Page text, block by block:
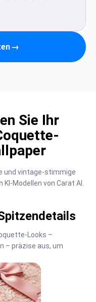
→
Sie Ihr
und vintage-stimmige
Modellen von Carat AI.
Looks –
– präzise aus, um